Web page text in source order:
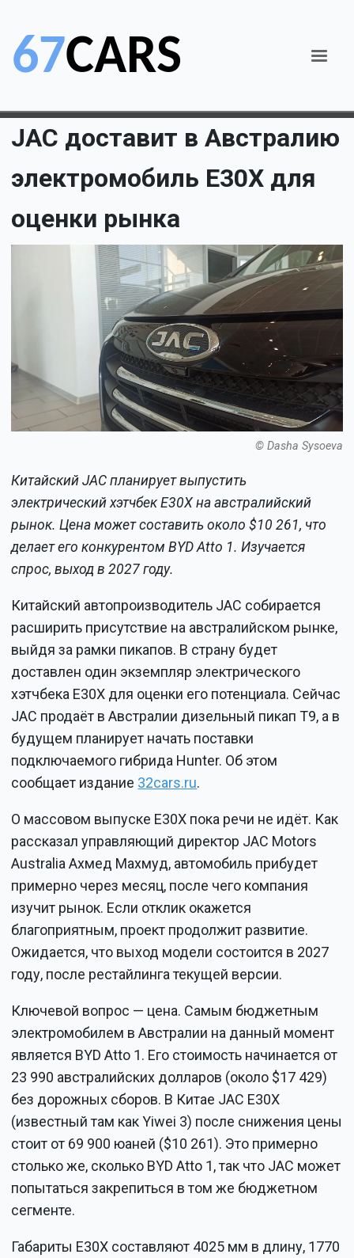
JAC доставит в Австралию
электромобиль E30X для
оценки рынка
© Dasha Sysoeva
Китайский JAC планирует выпустить
электрический хэтчбек E30X на австралийский
рынок. Цена может составить около $10 261, что
делает его конкурентом BYD Atto 1. Изучается
спрос, выход в 2027 году.
Китайский автопроизводитель JAC собирается
расширить присутствие на австралийском рынке,
выйдя за рамки пикапов. В страну будет
доставлен один экземпляр электрического
хэтчбека E30X для оценки его потенциала. Сейчас
JAC продаёт в Австралии дизельный пикап T9, а в
будущем планирует начать поставки
подключаемого гибрида Hunter. Об этом
сообщает издание 32cars.ru.
О массовом выпуске E30X пока речи не идёт. Как
рассказал управляющий директор JAC Motors
Australia Ахмед Махмуд, автомобиль прибудет
примерно через месяц, после чего компания
изучит рынок. Если отклик окажется
благоприятным, проект продолжит развитие.
Ожидается, что выход модели состоится в 2027
году, после рестайлинга текущей версии.
Ключевой вопрос — цена. Самым бюджетным
электромобилем в Австралии на данный момент
является BYD Atto 1. Его стоимость начинается от
23 990 австралийских долларов (около $17 429)
без дорожных сборов. В Китае JAC E30X
(известный там как Yiwei 3) после снижения цены
стоит от 69 900 юаней ($10 261). Это примерно
столько же, сколько BYD Atto 1, так что JAC может
попытаться закрепиться в том же бюджетном
сегменте.
Габариты E30X составляют 4025 мм в длину, 1770